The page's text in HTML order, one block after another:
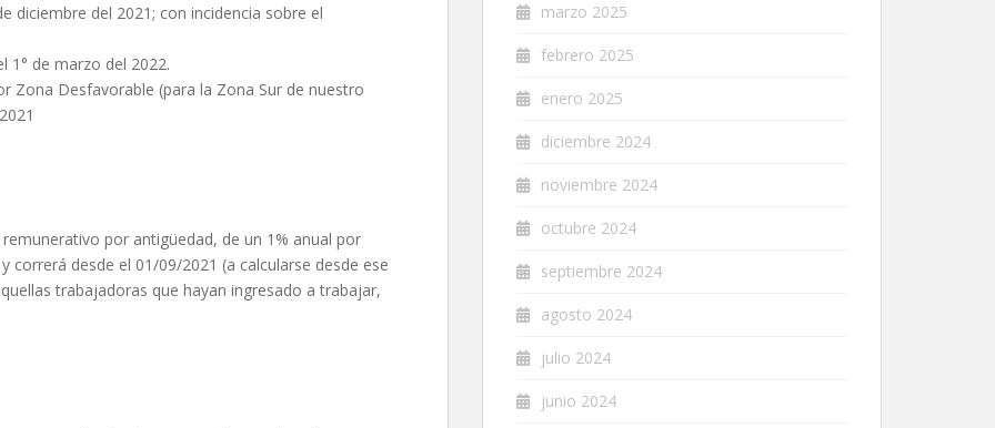
diciembre del 2021; con incidencia sobre el
1° de marzo del 2022.
Zona Desfavorable (para la Zona Sur de nuestro
por antigüedad, de un 1% anual por
correrá desde el 01/09/2021 (a calcularse desde ese
trabajadoras que hayan ingresado a trabajar,
marzo 2025
febrero 2025
enero 2025
diciembre 2024
noviembre 2024
octubre 2024
septiembre 2024
agosto 2024
julio 2024
junio 2024